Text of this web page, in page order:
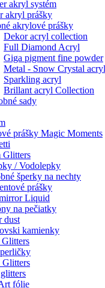
akryl systém
akryl prášky
akrylové prášky
Dekor acryl collection
Full Diamond Acryl
Giga pigment fine powder
Metal - Snow Crystal
Sparkling acryl
Brillant acryl Collection
sady
prášky Magic Moments
Glitters
/ Vodolepky
šperky na nechty
prášky
Liquid
na pečiatky
dust
kamienky
Glitters
fólie